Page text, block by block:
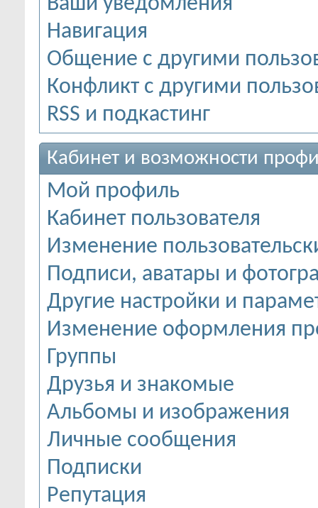
Навигация
Общение с другими
Конфликт с другими
RSS и подкастинг
Кабинет и возможности
Мой профиль
Кабинет пользователя
Изменение
Подписи, аватары и
Другие настройки и
Изменение оформления
Группы
Друзья и знакомые
Альбомы и изображения
Личные сообщения
Подписки
Репутация